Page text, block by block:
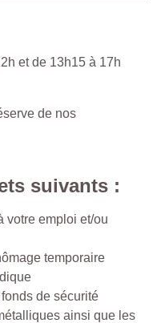
et de 13h15 à 17h
de nos
suivants :
votre emploi et/ou
temporaire
de sécurité
ainsi que les